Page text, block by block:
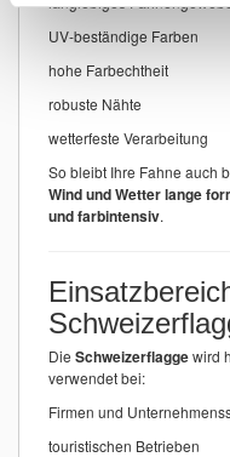
UV-beständige Farben
hohe Farbechtheit
robuste Nähte
wetterfeste Verarbeitung
So bleibt Ihre Fahne auch
Wind und Wetter lange
und farbintensiv.
Die Schweizerflaggewird
verwendet bei:
Firmen und
touristischen Betrieben